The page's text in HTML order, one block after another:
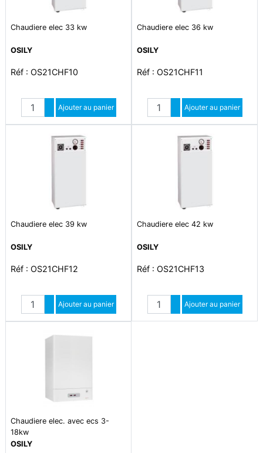
Chaudiere elec 33 kw
OSILY
Réf : OS21CHF10
Quantité
Augmenter quantité
Diminuer quantité
Ajouter au panier
Chaudiere elec 36 kw
OSILY
Réf : OS21CHF11
Quantité
Augmenter quantité
Diminuer quantité
Ajouter au panier
Chaudiere elec 39 kw
OSILY
Réf : OS21CHF12
Quantité
Augmenter quantité
Diminuer quantité
Ajouter au panier
Chaudiere elec 42 kw
OSILY
Réf : OS21CHF13
Quantité
Augmenter quantité
Diminuer quantité
Ajouter au panier
Chaudiere elec. avec ecs 3-
18kw
OSILY